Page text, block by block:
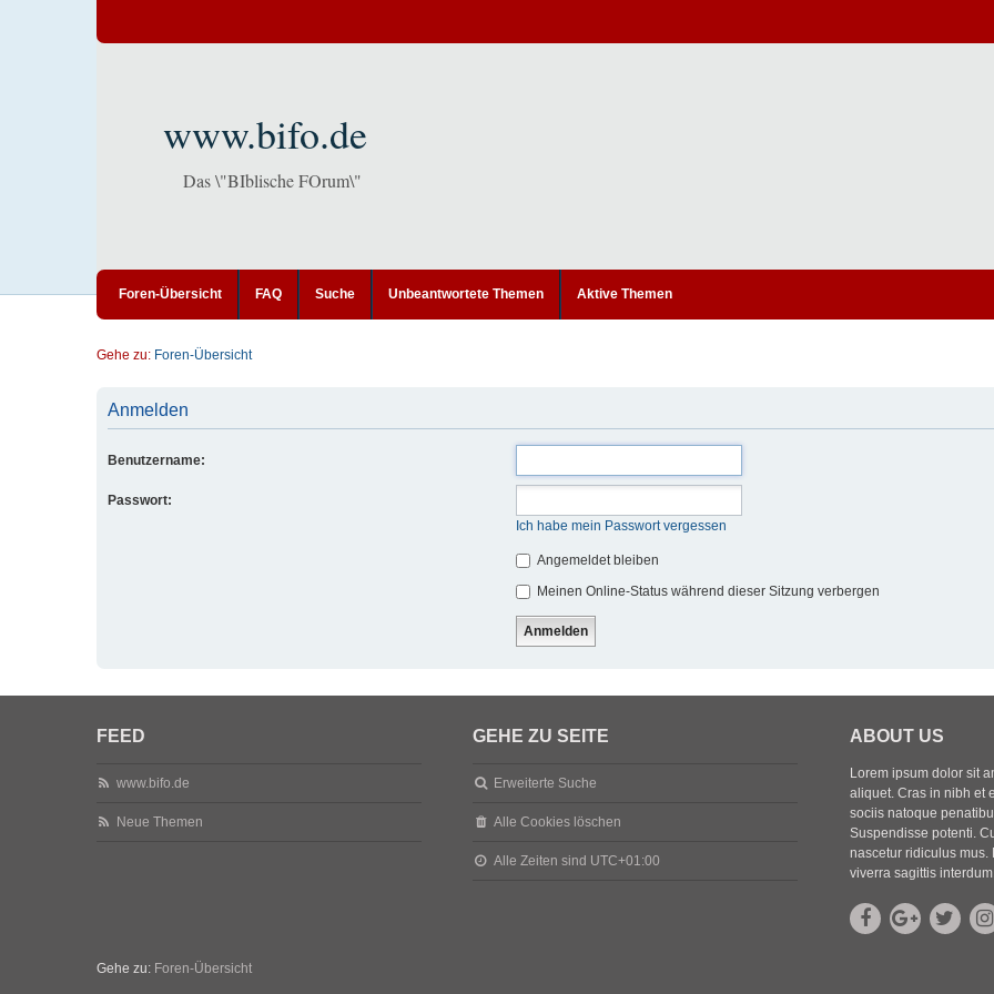
www.bifo.de
Das \"BIblische FOrum\"
Foren-Übersicht FAQ Suche Unbeantwortete Themen Aktive Themen
Gehe zu: Foren-Übersicht
Anmelden
Benutzername:
Passwort:
Ich habe mein Passwort vergessen
Angemeldet bleiben
Meinen Online-Status während dieser Sitzung verbergen
FEED
www.bifo.de
Neue Themen
GEHE ZU SEITE
Erweiterte Suche
Alle Cookies löschen
Alle Zeiten sind UTC+01:00
ABOUT US
Lorem ipsum dolor sit
aliquet. Cras in nibh et
sociis natoque
Suspendisse potenti.
nascetur ridiculus mus.
viverra sagittis
Gehe zu: Foren-Übersicht